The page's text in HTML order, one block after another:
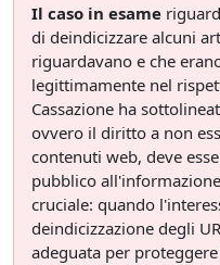
Il caso in esame
di deindicizzare alcuni
riguardavano e che
legittimamente nel
Cassazione ha
ovvero il diritto a non
contenuti web, deve
pubblico
cruciale: quando
deindicizzazione degli
adeguata per